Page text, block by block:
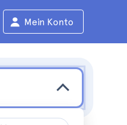
Mein Konto